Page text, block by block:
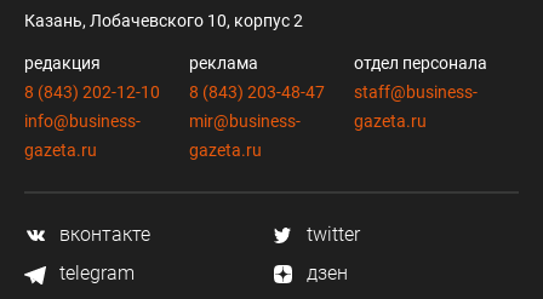
Казань, Лобачевского 10, корпус 2
редакция
8 (843) 202-12-10
info@business-
gazeta.ru
реклама
8 (843) 203-48-47
mir@business-
gazeta.ru
отдел персонала
staff@business-
gazeta.ru
вконтакте
twitter
telegram
дзен